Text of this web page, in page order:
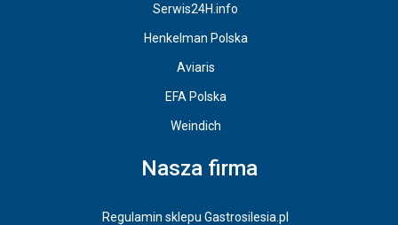
Serwis24H.info
Henkelman Polska
Aviaris
EFA Polska
Weindich
Nasza firma
Regulamin sklepu Gastrosilesia.pl